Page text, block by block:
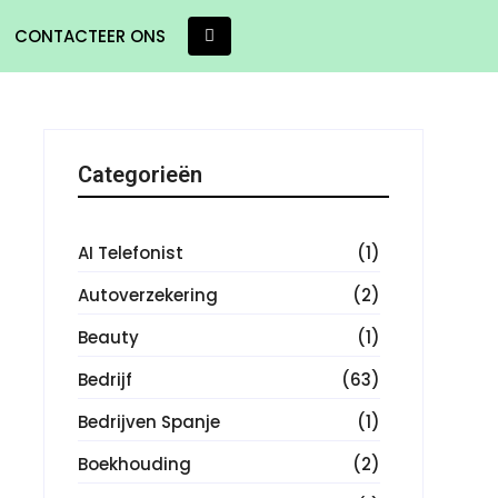
CONTACTEER ONS
Categorieën
AI Telefonist
(1)
Autoverzekering
(2)
Beauty
(1)
Bedrijf
(63)
Bedrijven Spanje
(1)
Boekhouding
(2)